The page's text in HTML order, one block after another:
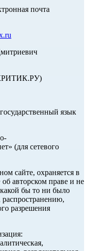
почта
язык
(для сетевого
сайте, охраняется в
авторском праве и не
бы то ни было
разрешения